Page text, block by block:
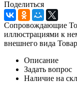
Поделиться
Сопровождающие
иллюстрациями к
внешнего вида
Описание
Задать вопрос
Наличие на